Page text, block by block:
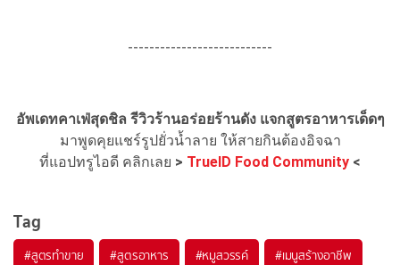
---------------------------
อัพเดทคาเฟ่สุดชิล รีวิวร้านอร่อยร้านดัง แจกสูตรอาหารเด็ดๆ
มาพูดคุยแชร์รูปยั่วน้ำลาย ให้สายกินต้องอิจฉา
ที่แอปทรูไอดี คลิกเลย > TrueID Food Community <
Tag
#สูตรทำขาย #สูตรอาหาร #หมูสวรรค์ #เมนูสร้างอาชีพ